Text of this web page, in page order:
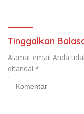
Tinggalkan
Alamat email Anda
ditandai *